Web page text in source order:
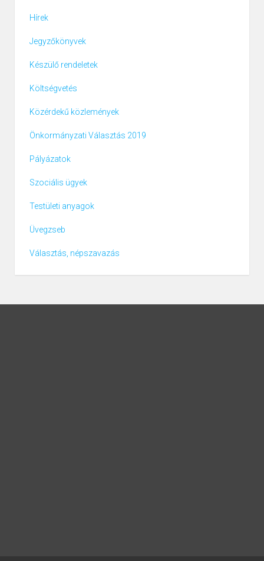
Hírek
Jegyzőkönyvek
Készülő rendeletek
Költségvetés
Közérdekű közlemények
Önkormányzati Választás 2019
Pályázatok
Szociális ügyek
Testületi anyagok
Üvegzseb
Választás, népszavazás